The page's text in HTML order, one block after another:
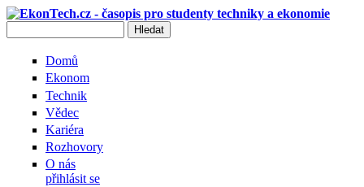
Přejít k hlavnímu obsahu
Domů
Ekonom
Technik
Vědec
Kariéra
Rozhovory
O nás
přihlásit se